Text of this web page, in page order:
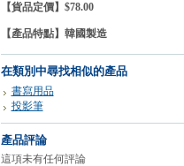
【貨品定價】$78.00
【產品特點】韓國製造
在類別中尋找相似的產品
書寫用品
投影筆
產品評論
這項未有任何評論